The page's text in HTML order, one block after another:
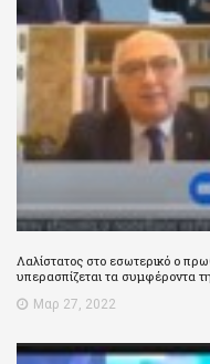
Λαλίστατος στο εσωτερικό ο
υπερασπίζεται τα συμφέροντα
Μαρ 27, 2022